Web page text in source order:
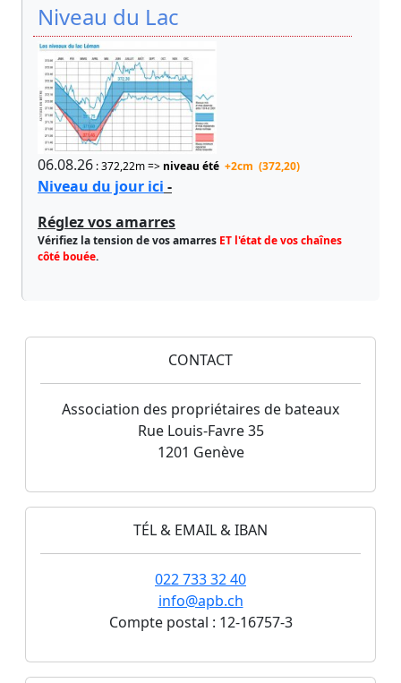
Niveau du Lac
06.08.26 : 372,22m => niveau été +2cm (372,20)
Niveau du jour ici -
Réglez vos amarres
Vérifiez la tension de vos amarres ET l'état de vos chaînes
côté bouée.
CONTACT
Association des propriétaires de bateaux
Rue Louis-Favre 35
1201 Genève
TÉL & EMAIL & IBAN
022 733 32 40
info@apb.ch
Compte postal : 12-16757-3